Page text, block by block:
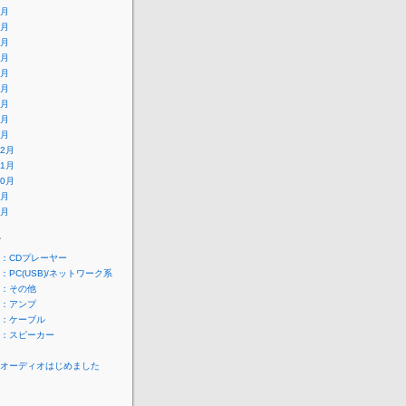
月
月
月
CDプレーヤー
PC(USB)/ネットワーク系
その他
アンプ
ケーブル
スピーカー
ーディオはじめました